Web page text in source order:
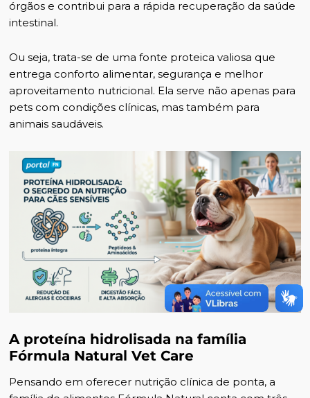
órgãos e contribui para a rápida recuperação da saúde
intestinal.
Ou seja, trata-se de uma fonte proteica valiosa que
entrega conforto alimentar, segurança e melhor
aproveitamento nutricional. Ela serve não apenas para
pets com condições clínicas, mas também para
animais saudáveis.
A proteína hidrolisada na família
Fórmula Natural Vet Care
Pensando em oferecer nutrição clínica de ponta, a